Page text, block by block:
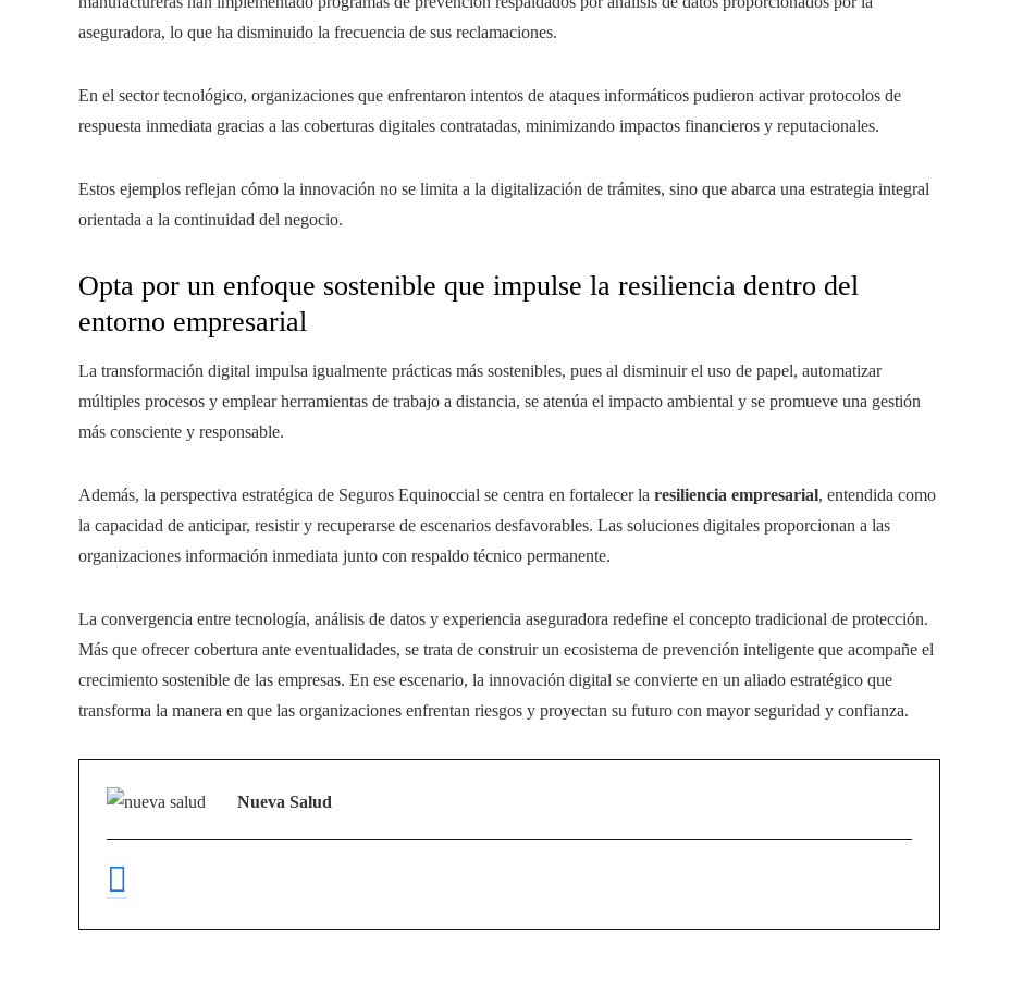
aseguradora, lo que ha disminuido la frecuencia de sus reclamaciones.
En el sector tecnológico, organizaciones que enfrentaron intentos de ataques informáticos pudieron activar protocolos de
respuesta inmediata gracias a las coberturas digitales contratadas, minimizando impactos financieros y reputacionales.
Estos ejemplos reflejan cómo la innovación no se limita a la digitalización de trámites, sino que abarca una estrategia integral
orientada a la continuidad del negocio.
Opta por un enfoque sostenible que impulse la resiliencia dentro del
entorno empresarial
La transformación digital impulsa igualmente prácticas más sostenibles, pues al disminuir el uso de papel, automatizar
múltiples procesos y emplear herramientas de trabajo a distancia, se atenúa el impacto ambiental y se promueve una gestión
más consciente y responsable.
Además, la perspectiva estratégica de Seguros Equinoccial se centra en fortalecer la resiliencia empresarial, entendida como
la capacidad de anticipar, resistir y recuperarse de escenarios desfavorables. Las soluciones digitales proporcionan a las
organizaciones información inmediata junto con respaldo técnico permanente.
La convergencia entre tecnología, análisis de datos y experiencia aseguradora redefine el concepto tradicional de protección.
Más que ofrecer cobertura ante eventualidades, se trata de construir un ecosistema de prevención inteligente que acompañe el
crecimiento sostenible de las empresas. En ese escenario, la innovación digital se convierte en un aliado estratégico que
transforma la manera en que las organizaciones enfrentan riesgos y proyectan su futuro con mayor seguridad y confianza.
Nueva Salud